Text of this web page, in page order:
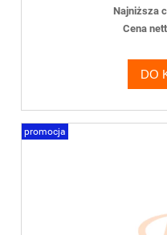
Najniższa
Cena
DO
promocja